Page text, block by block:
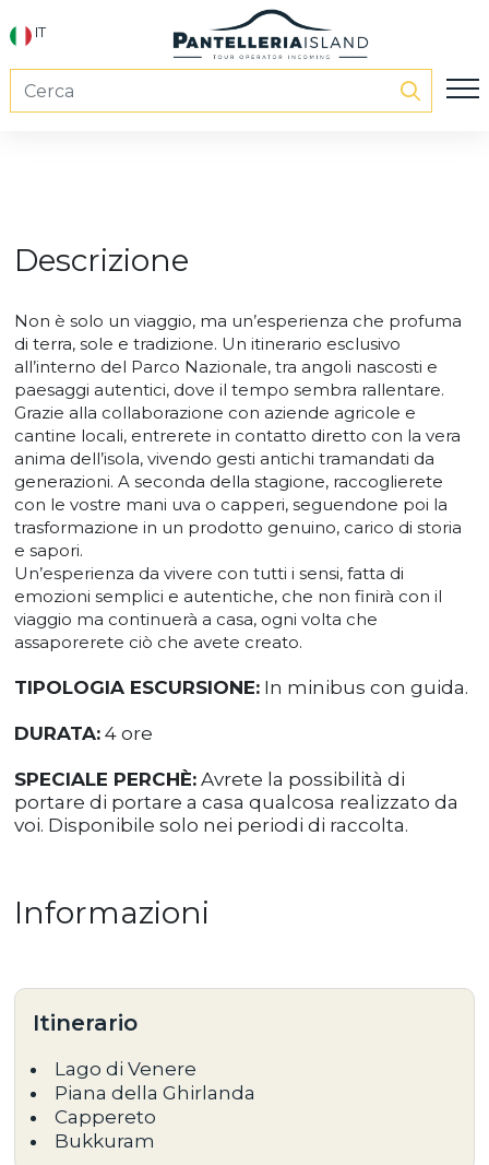
IT
Descrizione
Non è solo un viaggio, ma un’esperienza che profuma
di terra, sole e tradizione. Un itinerario esclusivo
all’interno del Parco Nazionale, tra angoli nascosti e
paesaggi autentici, dove il tempo sembra rallentare.
Grazie alla collaborazione con aziende agricole e
cantine locali, entrerete in contatto diretto con la vera
anima dell’isola, vivendo gesti antichi tramandati da
generazioni. A seconda della stagione, raccoglierete
con le vostre mani uva o capperi, seguendone poi la
trasformazione in un prodotto genuino, carico di storia
e sapori.
Un’esperienza da vivere con tutti i sensi, fatta di
emozioni semplici e autentiche, che non finirà con il
viaggio ma continuerà a casa, ogni volta che
assaporerete ciò che avete creato.
TIPOLOGIA ESCURSIONE: In minibus con guida.
DURATA: 4 ore
SPECIALE PERCHÈ: Avrete la possibilità di
portare di portare a casa qualcosa realizzato da
voi. Disponibile solo nei periodi di raccolta.
Informazioni
Itinerario
Lago di Venere
Piana della Ghirlanda
Cappereto
Bukkuram